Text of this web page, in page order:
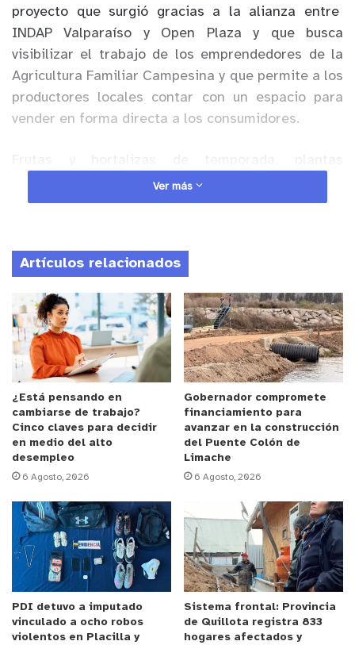
proyecto que surgió
gracias a la alianza entre
INDAP Valparaíso y Open Plaza y que busca
visibilizar el trabajo de los emprendedores de la
Agricultura Familiar Campesina y que permite a los
productores locales contar con un espacio para
vender en forma directa a los consumidores.
, yerbas medicinales
gallina feliz, son parte de los productos que
campo a la mesa de los consumidores
todos los protocolos
que exige la autoridad
sanitaria.
Anuncio Patrocinado
La agricultoraAdela R ojas,dela comuna de
Hijuelas,es una
de las integrantes del Mercado
Campesino en Open La Calera, es u suaria
del
programa Prodesal y se dedica a la producción de
yerbas medicinales, y subproductos c
terapéuticos, té
de hierbasy jabones
esto es unaposibilidad de dar a conocer el trabajo
que realizoy también significa más ventas,ha sido
una buena vitrina para nosotros. En este períod o
de cuarentena seguívendiendo a clientes que hice
en este espacio y ahora retomaremos con todala
energía y lo complementaré con las visitas guiadas
a mi vivero
donde h ago charlas sobre mi
Ver más
Artículos relacionados
¿Está pensando en
cambiarse de trabajo?
Cinco claves para decidir
en medio del alto
desempleo
6 Agosto, 2026
Gobernador compromete
financiamiento para
avanzar en la construcción
del Puente Colón de
Limache
6 Agosto, 2026
PDI detuvo a imputado
vinculado a ocho robos
violentos en Placilla y
Sistema frontal: Provincia
de Quillota registra 833
hogares afectados y